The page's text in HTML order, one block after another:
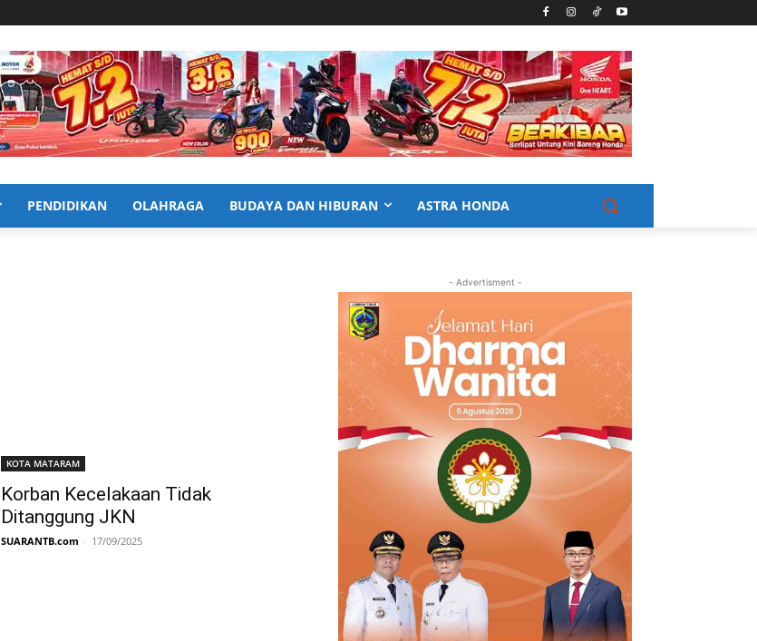
PENDIDIKAN OLAHRAGA BUDAYA DAN HIBURAN ASTRA HONDA
KOTA MATARAM
Korban Kecelakaan Tidak
Ditanggung JKN
SUARANTB.com - 17/09/2025
- Advertisment -